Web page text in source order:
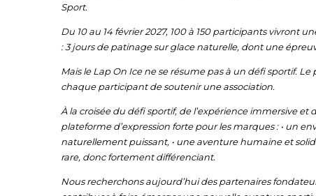
Sport.
Du 10 au 14 février 2027, 100 à 150 participants vivront
: 3 jours de patinage sur glace naturelle, dont une
Mais le Lap On Ice ne se résume pas à un défi sportif.
chaque participant de soutenir une association.
À la croisée du défi sportif, de l’expérience immersive
plateforme d’expression forte pour les marques : • un
naturellement puissant, • une aventure humaine et
rare, donc fortement différenciant.
Nous recherchons aujourd’hui des partenaires